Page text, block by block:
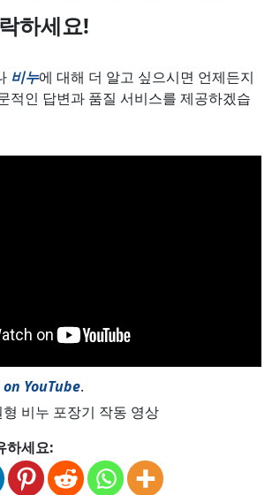
하세요!
비누에 대해 더 알고 싶으시면 언제든지
적인 답변과 품질 서비스를 제공하겠습
YouTube.
형 비누 포장기 작동 영상
하세요: